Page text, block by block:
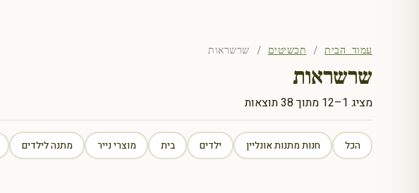
עמוד הבית/ תכשיטים / שרשראות
שרשראות
מציג 1–12 מתוך 38 תוצאות
ממוין
לפי
הפריט
העדכני
הכל חנות מתנות אונליין ילדים בית מוצרי נייר מתנה לילדים